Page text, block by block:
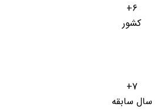
6+
کشور
7+
سال سابقه